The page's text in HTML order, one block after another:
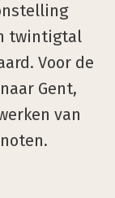
twintigtal
Voor de
Gent,
van